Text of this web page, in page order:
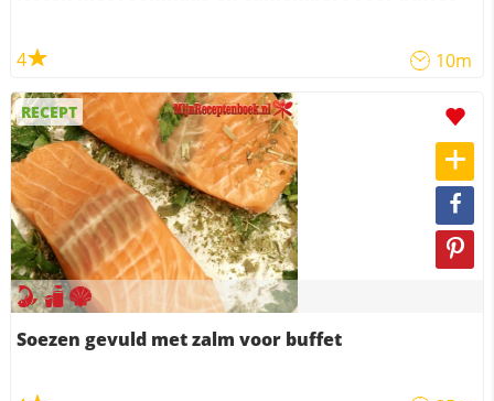
4 10m
RECEPT
Soezen gevuld met zalm voor buffet